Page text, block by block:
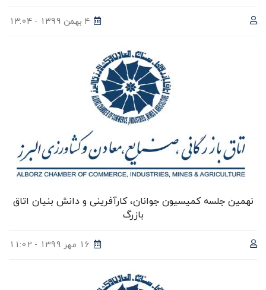
4 بهمن 1399 - 13:04
نهمین جلسه کمیسیون جوانان، کارآفرینی و دانش بنیان اتاق
بازرگ
16 مهر 1399 - 11:02